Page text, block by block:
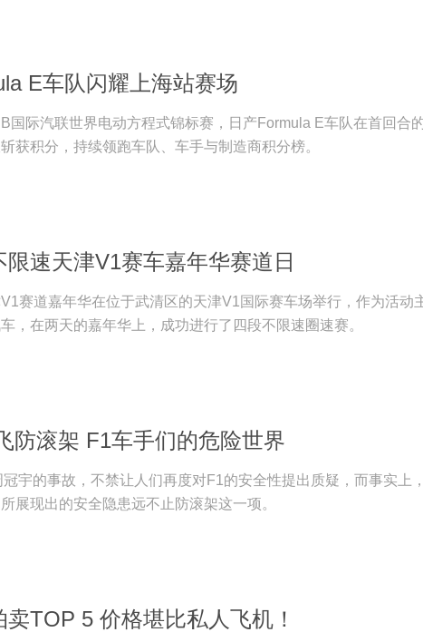
E车队闪耀上海站赛场
国际汽联世界电动方程式锦标赛，日产Formula E车队在首回合
获积分，持续领跑车队、车手与制造商积分榜。
限速天津V1赛车嘉年华赛道日
赛道嘉年华在位于武清区的天津V1国际赛车场举行，作为活动
，在两天的嘉年华上，成功进行了四段不限速圈速赛。
防滚架 F1车手们的危险世界
冠宇的事故，不禁让人们再度对F1的安全性提出质疑，而事实上
展现出的安全隐患远不止防滚架这一项。
卖TOP 5 价格堪比私人飞机！